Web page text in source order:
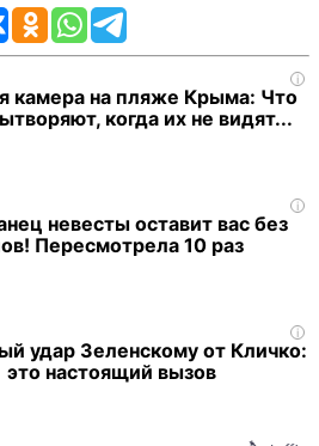
i
камера на пляже Крыма: Что
когда их не видят...
i
невесты оставит вас без
Пересмотрела 10 раз
i
удар Зеленскому от Кличко:
это настоящий вызов